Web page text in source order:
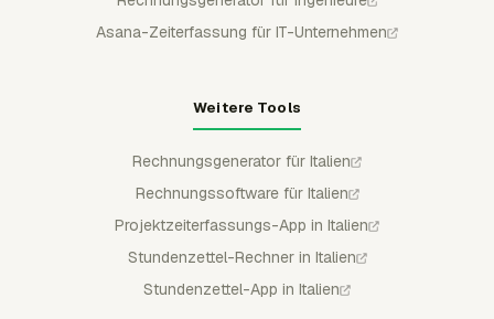
Asana-Zeiterfassung für IT-Unternehmen
Weitere Tools
Rechnungsgenerator für Italien
Rechnungssoftware für Italien
Projektzeiterfassungs-App in Italien
Stundenzettel-Rechner in Italien
Stundenzettel-App in Italien